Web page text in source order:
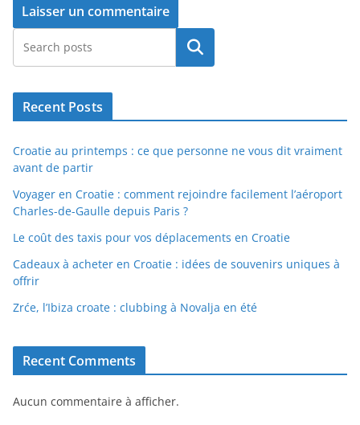
Rechercher
Recent Posts
Croatie au printemps : ce que personne ne vous dit vraiment
avant de partir
Voyager en Croatie : comment rejoindre facilement l’aéroport
Charles-de-Gaulle depuis Paris ?
Le coût des taxis pour vos déplacements en Croatie
Cadeaux à acheter en Croatie : idées de souvenirs uniques à
offrir
Zrće, l’Ibiza croate : clubbing à Novalja en été
Recent Comments
Aucun commentaire à afficher.